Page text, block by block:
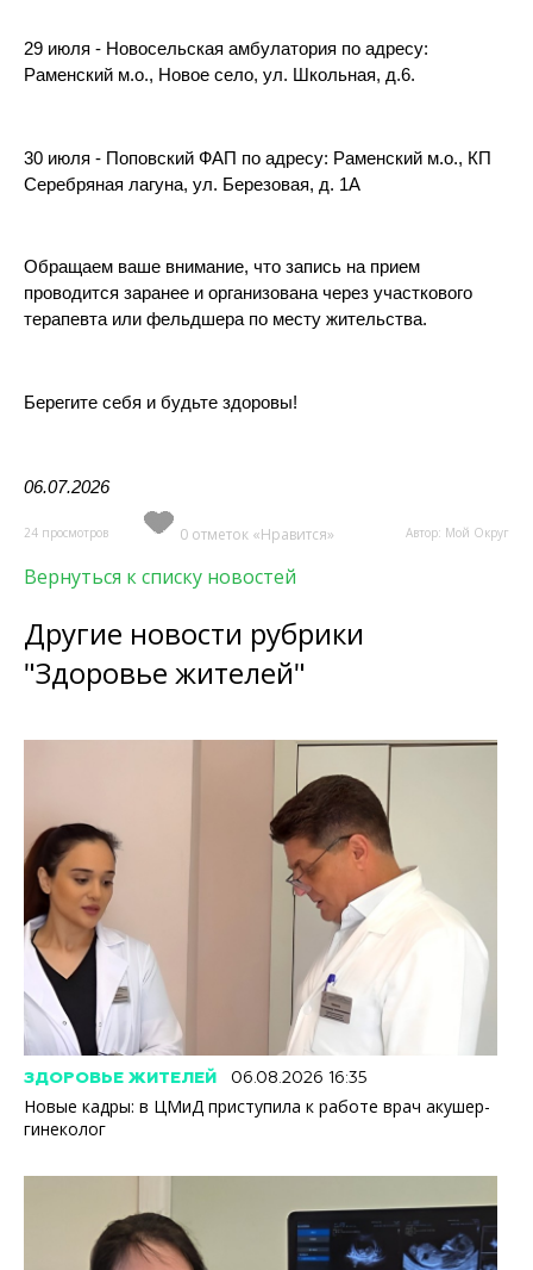
29 июля - Новосельская амбулатория по адресу:
Раменский м.о., Новое село, ул. Школьная, д.6.
30 июля - Поповский ФАП по адресу: Раменский м.о., КП
Серебряная лагуна, ул. Березовая, д. 1А
Обращаем ваше внимание, что запись на прием
проводится заранее и организована через участкового
терапевта или фельдшера по месту жительства.
Берегите себя и будьте здоровы!
06.07.2026
24 просмотров 0 отметок «Нравится» Автор: Мой Округ
Вернуться к списку новостей
Другие новости рубрики
"Здоровье жителей"
ЗДОРОВЬЕ ЖИТЕЛЕЙ 06.08.2026 16:35
Новые кадры: в ЦМиД приступила к работе врач акушер-
гинеколог